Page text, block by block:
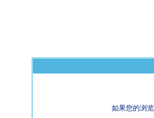
如果您的浏